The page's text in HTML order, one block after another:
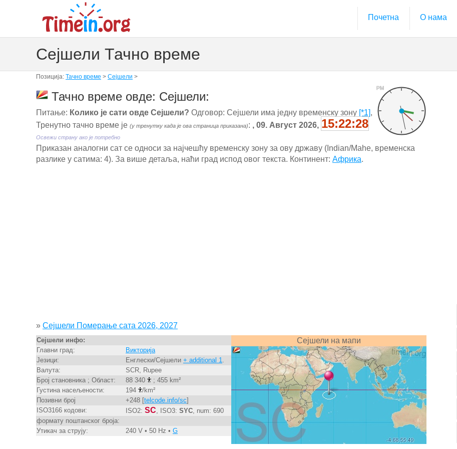
Почетна О нама
Сејшели Тачно време
Позиција: Тачно време > Сејшели >
PM
Тачно време овде: Сејшели:
Питање: Колико је сати овде Сејшели? Одговор: Сејшели има једну временску зону [*1],
Тренутно тачно време је (у тренутку када је ова страница приказана): , 09. Август 2026, 15:22:29
Освежи страну ако је потребно
Приказан аналогни сат се односи за најчешћу временску зону за ову државу (Indian/Mahe, временска
разлике у сатима: 4). За више детаља, наћи град испод овог текста. Континент: Африка.
» Сејшели Померање сата 2026, 2027
Сејшели инфо:
Главни град:
Викторија
Језици:
Енглески/Сејшели + additional 1.
Валута:
SCR, Rupee
Број становника ; Област:
88 340
; 455 km²
Густина насељености:
194
/km²
Позивни број
+248 [telcode.info/sc]
ISO3166 кодови:
ISO2: SC, ISO3: SYC, num: 690
формату поштанског броја:
Утикач за струју:
240 V • 50 Hz • G
Сејшели на мапи